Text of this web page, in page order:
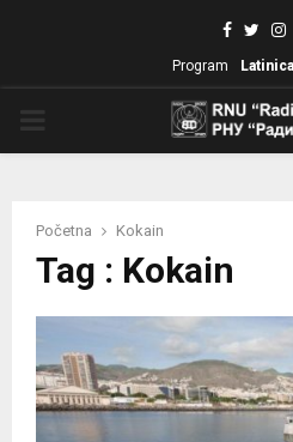
Program Latinica
Početna Kokain
Tag : Kokain